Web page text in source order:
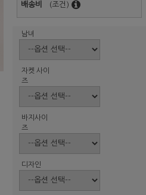
배송비 (조건)
남녀
자켓 사이
즈
바지사이
즈
디자인